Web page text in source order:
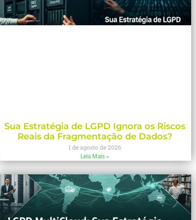
Sua Estratégia de LGPD Ignora os Riscos
Reais da Fragmentação de Dados?
1 de agosto de 2026
Leia Mais »